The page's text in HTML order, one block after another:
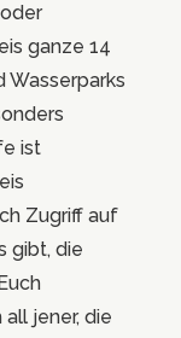
ganze 14
Wasserparks
ist
Zugriff auf
gibt, die
jener, die